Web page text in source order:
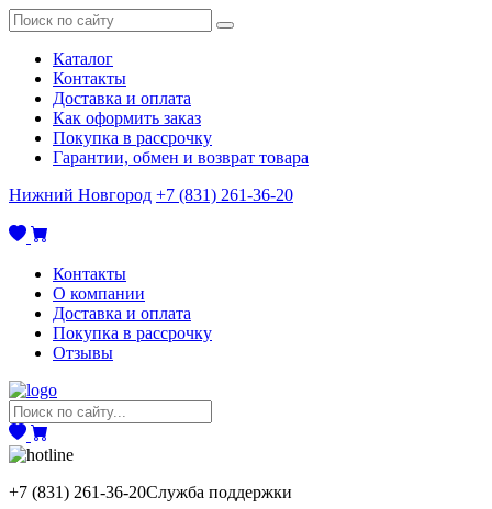
Каталог
Контакты
Доставка и оплата
Как оформить заказ
Покупка в рассрочку
Гарантии, обмен и возврат товара
Нижний Новгород +7 (831) 261-36-20
Контакты
О компании
Доставка и оплата
Покупка в рассрочку
Отзывы
+7 (831) 261-36-20Служба поддержки